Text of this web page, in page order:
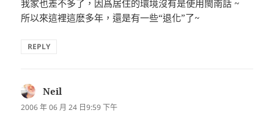
我家也差不多了，因爲居住的環境沒有是使用閩南話 ~
所以來這裡這麽多年，還是有一些“退化”了~
REPLY
Neil
示:
2006 年 06 月 24 日9:59 下午